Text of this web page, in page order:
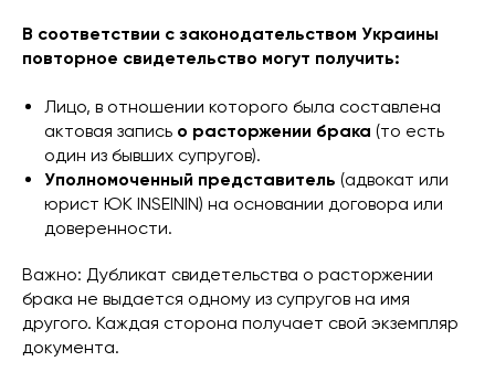
В соответствии с законодательством Украины
повторное свидетельство могут получить:
Лицо, в отношении которого была составлена
актовая запись о расторжении брака (то есть
один из бывших супругов).
Уполномоченный представитель (адвокат или
юрист ЮК INSEININ) на основании договора или
доверенности.
Важно: Дубликат свидетельства о расторжении
брака не выдается одному из супругов на имя
другого. Каждая сторона получает свой экземпляр
документа.